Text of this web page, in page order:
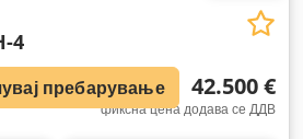
4
42.500 €
фиксна цена додава се ДДВ
пребарување